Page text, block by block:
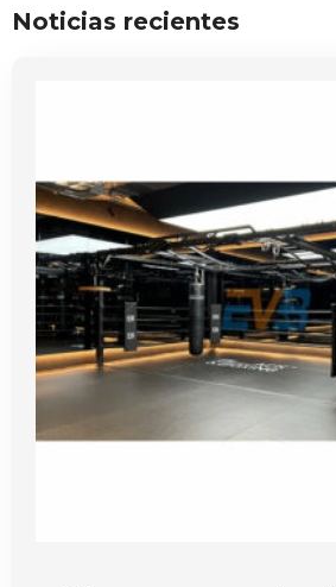
Noticias recientes